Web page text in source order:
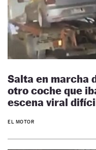
Salta en marcha
otro coche que
escena viral
EL MOTOR